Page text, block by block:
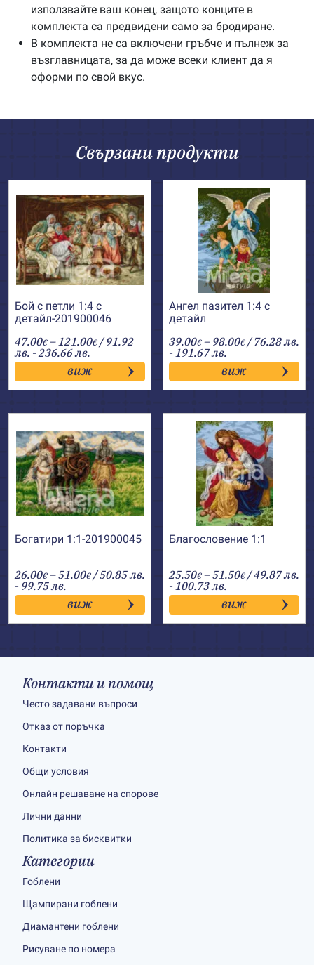
използвайте ваш конец, защото конците в
комплекта са предвидени само за бродиране.
В комплекта не са включени гръбче и пълнеж за
възглавницата, за да може всеки клиент да я
оформи по свой вкус.
Свързани продукти
Бой с петли 1:4 с
детайл-201900046
47.00€ –121.00€Price
range:
47.00€
through
121.00€
/ 91.92
лв. - 236.66 лв.
виж
Ангел пазител 1:4 с
детайл
39.00€ – 98.00€Price
range:
39.00€
through
98.00€
/ 76.28 лв.
- 191.67 лв.
виж
Богатири 1:1-201900045
26.00€ –51.00€Price
range:
26.00€
through
51.00€
/ 50.85 лв.
- 99.75 лв.
виж
Благословение 1:1
25.50€ –51.50€Price
range:
25.50€
through
51.50€
/ 49.87 лв.
- 100.73 лв.
виж
Контакти и помощ
Често задавани въпроси
Отказ от поръчка
Контакти
Общи условия
Онлайн решаване на спорове
Лични данни
Политика за бисквитки
Категории
Гоблени
Щампирани гоблени
Диамантени гоблени
Рисуване по номера